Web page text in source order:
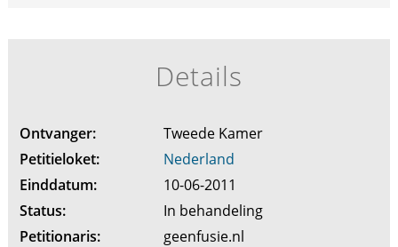
Details
Ontvanger:
Tweede Kamer
Petitieloket:
Nederland
Einddatum:
10-06-2011
Status:
In behandeling
Petitionaris:
geenfusie.nl